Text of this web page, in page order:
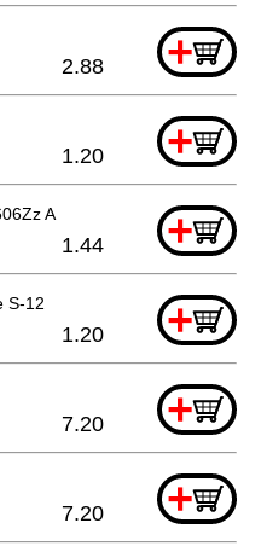
+
2.88
+
1.20
A +
1.44
S-12 +
1.20
+
7.20
+
7.20